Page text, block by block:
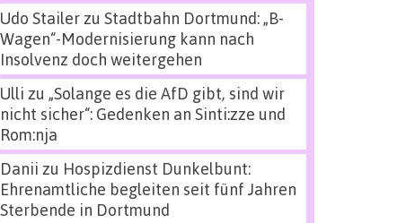
Udo Stailerzu Stadtbahn Dortmund: „B-
Wagen“-Modernisierung kann nach
Insolvenz doch weitergehen
Ulli zu „Solange es die AfD gibt, sind wir
nicht sicher“: Gedenken an Sinti:zze und
Rom:nja
Danii zu Hospizdienst Dunkelbunt:
Ehrenamtliche begleiten seit fünf Jahren
Sterbende in Dortmund